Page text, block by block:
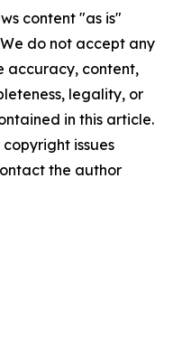
content "as is"
do not accept any
accuracy, content,
legality, or
in this article.
issues
the author